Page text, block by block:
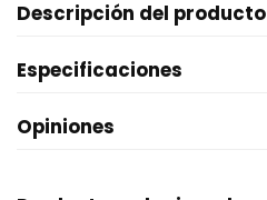
Descripción del producto
Especificaciones
Opiniones